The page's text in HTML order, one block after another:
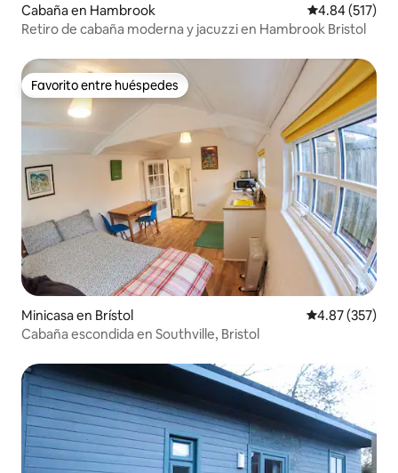
Cabaña en Hambrook Calificación
4.84 (517)
Retiro de cabaña moderna y jacuzzi en Hambrook Bristol
Favorito entre huéspedes
Favorito entre huéspedes
Minicasa en Brístol Calificación
4.87 (357)
Cabaña escondida en Southville, Bristol